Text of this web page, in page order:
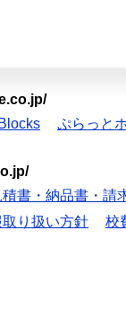
ぷらっと
積書・納品書・請
り扱い方針 校